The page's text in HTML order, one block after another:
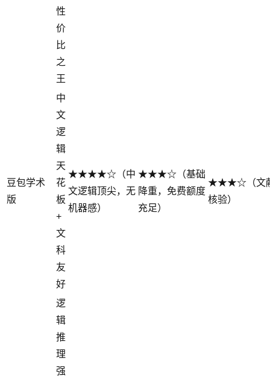
性
价
比
之
王
豆包学术
版
中
文
逻
辑
天
花
板
+
文
科
友
好
★★★★☆（中
文逻辑顶尖，无
机器感）
★★★☆（基础
降重，免费额度
充足）
★★★☆（文献
核验）
逻
辑
推
理
强